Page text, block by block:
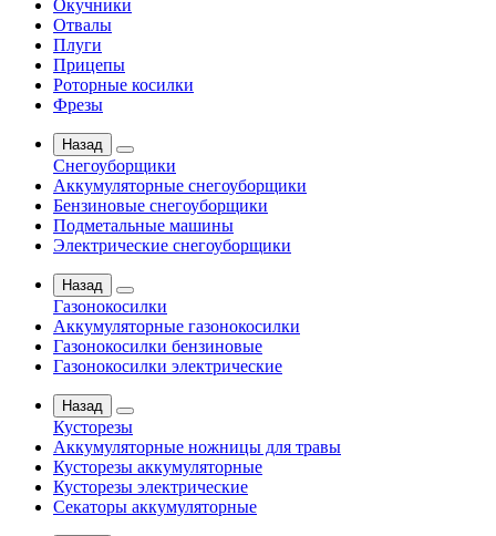
Окучники
Отвалы
Плуги
Прицепы
Роторные косилки
Фрезы
Назад
Снегоуборщики
Аккумуляторные снегоуборщики
Бензиновые снегоуборщики
Подметальные машины
Электрические снегоуборщики
Назад
Газонокосилки
Аккумуляторные газонокосилки
Газонокосилки бензиновые
Газонокосилки электрические
Назад
Кусторезы
Аккумуляторные ножницы для травы
Кусторезы аккумуляторные
Кусторезы электрические
Секаторы аккумуляторные